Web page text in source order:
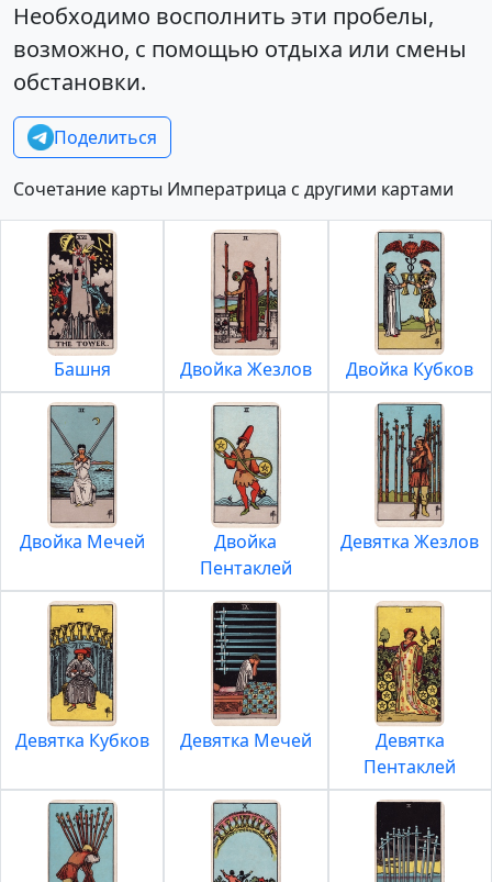
Необходимо восполнить эти пробелы,
возможно, с помощью отдыха или смены
обстановки.
Поделиться
Сочетание карты Императрица с другими картами
Башня Двойка Жезлов Двойка Кубков
Двойка Мечей
Двойка
Пентаклей
Девятка Жезлов
Девятка Кубков Девятка Мечей
Девятка
Пентаклей